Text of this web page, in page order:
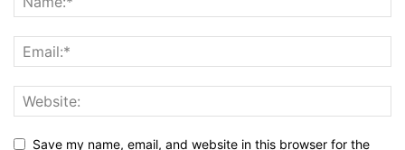
Save my name, email, and website in this browser for the